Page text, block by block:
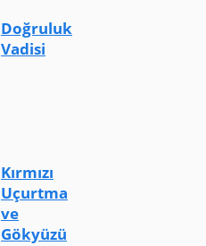
Doğruluk
Vadisi
Kırmızı
Uçurtma
ve
Gökyüzü